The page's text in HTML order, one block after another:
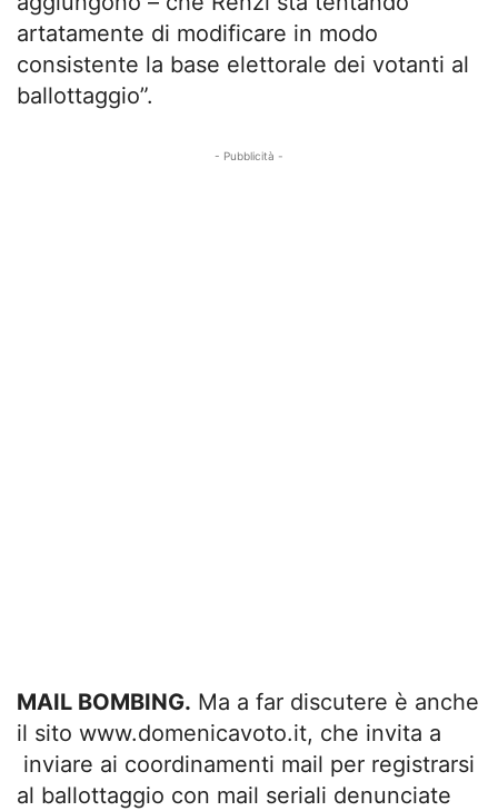
artatamente di modificare in modo
consistente la base elettorale dei votanti al
ballottaggio”.
- Pubblicità -
MAIL BOMBING. Ma a far discutere è anche
il sito www.domenicavoto.it, che invita a
inviare ai coordinamenti mail per registrarsi
al ballottaggio con mail seriali denunciate